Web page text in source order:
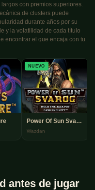
con premios superiores.
de clusters puede
durante años por su
y la volatilidad de cada título
encontrar el que encaja con tu
NUEVO
Power Of Sun Svarog
Wazdan
antes de jugar